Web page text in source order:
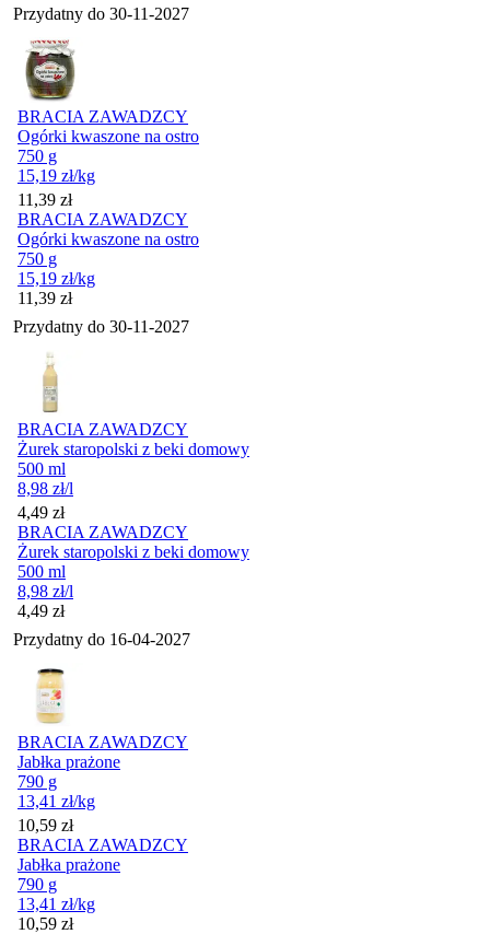
Przydatny do 30-11-2027
BRACIA ZAWADZCY
Ogórki kwaszone na ostro
750 g
15,19 zł/kg
Cena
11,39 zł
BRACIA ZAWADZCY
Ogórki kwaszone na ostro
750 g
15,19 zł/kg
Cena
11,39 zł
Przydatny do 30-11-2027
BRACIA ZAWADZCY
Żurek staropolski z beki domowy
500 ml
8,98 zł/l
Cena
4,49 zł
BRACIA ZAWADZCY
Żurek staropolski z beki domowy
500 ml
8,98 zł/l
Cena
4,49 zł
Przydatny do 16-04-2027
BRACIA ZAWADZCY
Jabłka prażone
790 g
13,41 zł/kg
Cena
10,59 zł
BRACIA ZAWADZCY
Jabłka prażone
790 g
13,41 zł/kg
Cena
10,59 zł